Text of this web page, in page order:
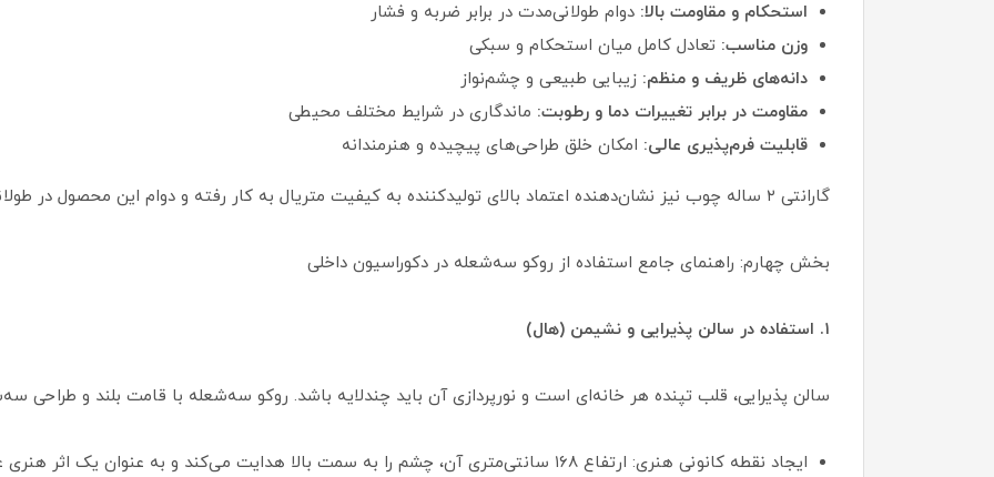
استحکام و مقاومت بالا: دوام طولانی‌مدت در برابر ضربه و فشار
وزن مناسب: تعادل کامل میان استحکام و سبکی
دانه‌های ظریف و منظم: زیبایی طبیعی و چشم‌نواز
مقاومت در برابر تغییرات دما و رطوبت: ماندگاری در شرایط مختلف محیطی
قابلیت فرم‌پذیری عالی: امکان خلق طراحی‌های پیچیده و هنرمندانه
گارانتی ۲ ساله چوب نیز نشان‌دهنده اعتماد بالای تولیدکننده به کیفیت متریال به کار رفته و دوام این محصول در طولانی‌مدت است .
بخش چهارم: راهنمای جامع استفاده از روکو سه‌شعله در دکوراسیون داخلی
۱. استفاده در سالن پذیرایی و نشیمن (هال)
سالن پذیرایی، قلب تپنده هر خانه‌ای است و نورپردازی آن باید چندلایه باشد. روکو سه‌شعله با قامت بلند و طراحی
ایجاد نقطه کانونی هنری: ارتفاع ۱۶۸ سانتی‌متری آن، چشم را به سمت بالا هدایت می‌کند و به عنوان